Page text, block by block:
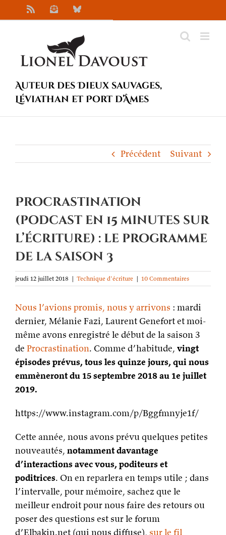
au
NewsletterBluesky
Auteur des Dieux sauvages,
Léviathan et Port d’Âmes
Précédent Suivant
Procrastination
(podcast en 15 minutes sur
l’écriture) : le programme
de la saison 3
jeudi 12 juillet 2018 | Technique d'écriture | 10 Commentaires
Nous l’avions promis, nous y arrivons : mardi
dernier, Mélanie Fazi, Laurent Genefort et moi-
même avons enregistré le début de la saison 3
de Procrastination. Comme d’habitude, vingt
épisodes prévus, tous les quinze jours, qui nous
emmèneront du 15 septembre 2018 au 1e juillet
2019.
https://www.instagram.com/p/Bggfmnyje1f/
Cette année, nous avons prévu quelques petites
nouveautés, notamment davantage
d’interactions avec vous, poditeurs et
poditrices. On en reparlera en temps utile ; dans
l’intervalle, pour mémoire, sachez que le
meilleur endroit pour nous faire des retours ou
poser des questions est sur le forum
d’Elbakin.net (qui nous diffuse), sur le fil